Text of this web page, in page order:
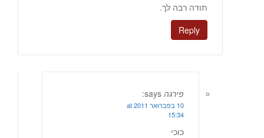
תודה רבה לך.
Reply
פירגה says:
10 בפברואר 2011 at
15:34
כוכי